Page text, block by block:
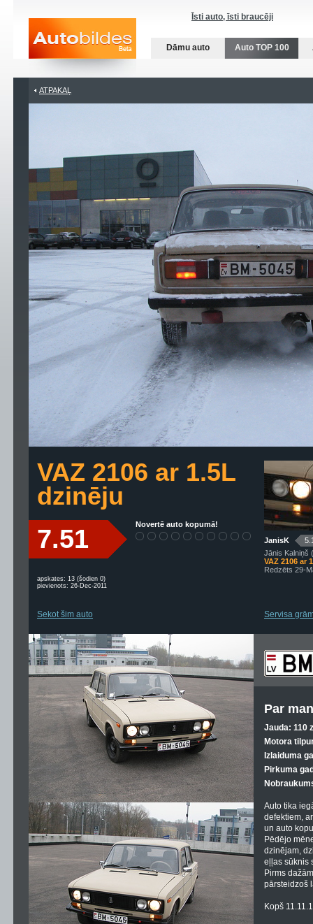
Īsti auto, īsti braucēji
Dāmu auto Auto TOP 100
ATPAKAĻ
VAZ 2106 ar 1.5L
dzinēju
7.51 Novertē auto kopumā!
apskates: 13 (šodien 0)
pievienots: 26-Dec-2011
Sekot šim auto
JanisK
Jānis Kalniņš
VAZ 2106 ar
Redzēts 29-
Servisa
Par
Jauda: 110
Motora
Izlaiduma
Pirkuma
Auto tika
defektiem,
un auto
Pēdējo
dzinējam,
eļļas sūknis
Pirms
pārsteidzoš
Kopš